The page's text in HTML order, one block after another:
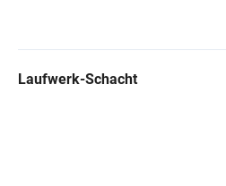
Laufwerk-Schacht